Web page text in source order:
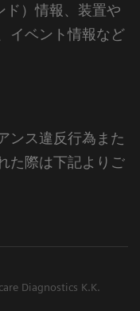
ド）情報、装置や
イベント情報など
ンス違反行為また
た際は下記よりご
Diagnostics K.K.